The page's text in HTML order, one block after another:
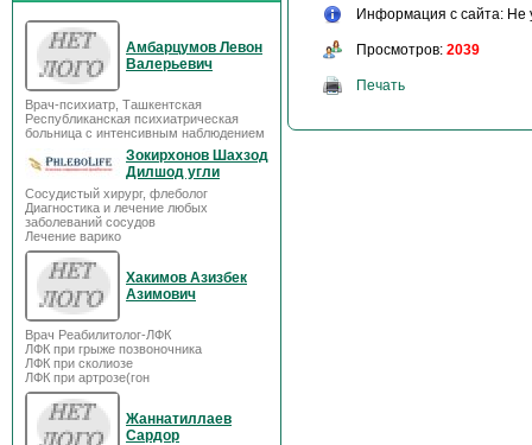
Амбарцумов Левон
Валерьевич
Врач-психиатр, Ташкентская
Республиканская психиатрическая
больница с интенсивным наблюдением
Зокирхонов Шахзод
Дилшод угли
Сосудистый хирург, флеболог
Диагностика и лечение любых
заболеваний сосудов
Лечение варико
Хакимов Азизбек
Азимович
Врач Реабилитолог-ЛФК
ЛФК при грыже позвоночника
ЛФК при сколиозе
ЛФК при артрозе(гон
Жаннатиллаев
Сардор
Информация с сайта: Не
Просмотров: 2039
Печать